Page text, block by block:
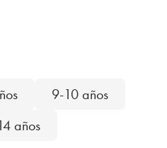
9-10 años
años